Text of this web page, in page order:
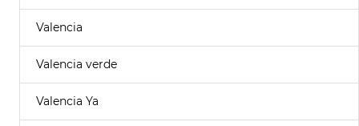
Valencia
Valencia verde
Valencia Ya